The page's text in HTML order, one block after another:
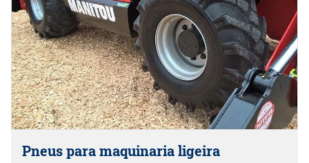
Pneus para maquinaria ligeira